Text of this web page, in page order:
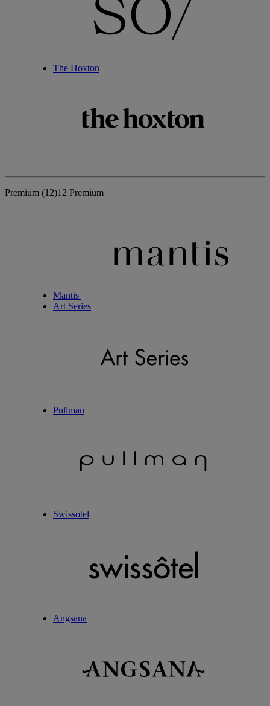
The Hoxton
Premium (12)12 Premium
Mantis
Art Series
Pullman
Swissotel
Angsana